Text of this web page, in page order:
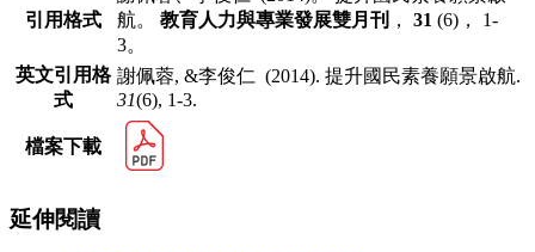
引用格式
航。 教育人力與專業發展雙月刊 ， 31 (6)， 1-
3。
英文引用格
式
謝佩蓉, &李俊仁 (2014). 提升國民素養願景啟航.
31(6), 1-3.
檔案下載
延伸閱讀